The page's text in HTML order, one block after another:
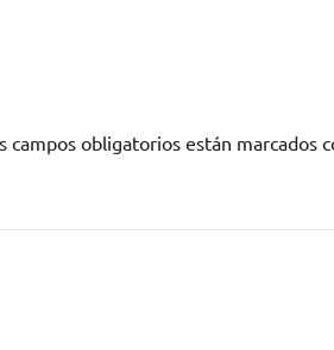
campos obligatorios están marcados